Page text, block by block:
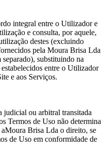
integral entre o Utilizador e
e consulta, por aquele,
destes (excluindo
pela Moura Brisa Lda
substituindo na
entre o Utilizador
e aos Serviços.
judicial ou arbitral transitada
Termos de Uso não determina
Brisa Lda o direito, se
de Uso em conformidade de